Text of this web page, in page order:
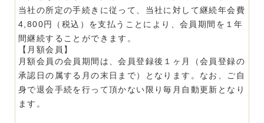
当社の所定の手続きに従って、当社に対して継続年会費
4,800円（税込）を支払うことにより、会員期間を１年
間継続することができます。
【月額会員】
月額会員の会員期間は、会員登録後１ヶ月（会員登録の
承認日の属する月の末日まで）となります。なお、ご自
身で退会手続を行って頂かない限り毎月自動更新となり
ます。